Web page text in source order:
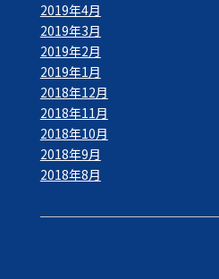
2019年4月
2019年3月
2019年2月
2019年1月
2018年12月
2018年11月
2018年10月
2018年9月
2018年8月